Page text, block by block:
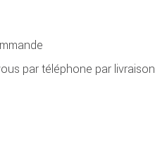
par téléphone par livraison